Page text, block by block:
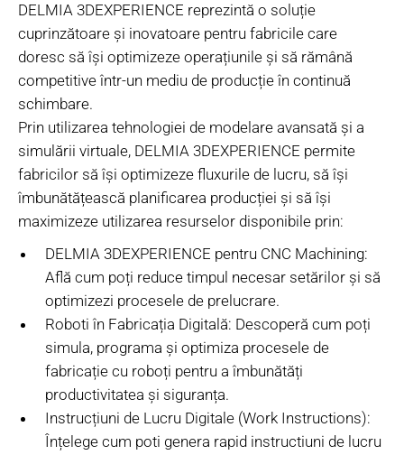
DELMIA 3DEXPERIENCE reprezintă o soluție
cuprinzătoare și inovatoare pentru fabricile care
doresc să își optimizeze operațiunile și să rămână
competitive într-un mediu de producție în continuă
schimbare.
Prin utilizarea tehnologiei de modelare avansată și a
simulării virtuale, DELMIA 3DEXPERIENCE permite
fabricilor să își optimizeze fluxurile de lucru, să își
îmbunătățească planificarea producției și să își
maximizeze utilizarea resurselor disponibile prin:
DELMIA 3DEXPERIENCE pentru CNC Machining:
Află cum poți reduce timpul necesar setărilor și să
optimizezi procesele de prelucrare.
Roboti în Fabricația Digitală: Descoperă cum poți
simula, programa și optimiza procesele de
fabricație cu roboți pentru a îmbunătăți
productivitatea și siguranța.
Instrucțiuni de Lucru Digitale (Work Instructions):
Înțelege cum poti genera rapid instructiuni de lucru